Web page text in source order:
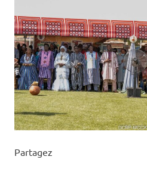
Partagez